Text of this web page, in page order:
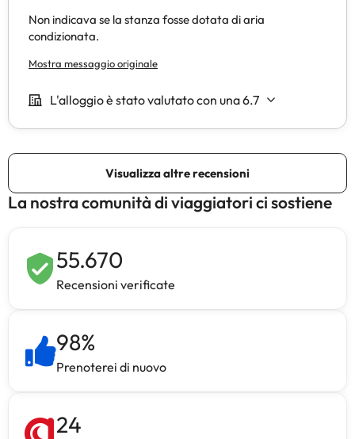
La nostra comunità di viaggiatori ci sostiene
55.670
Recensioni verificate
98%
Prenoterei di nuovo
24